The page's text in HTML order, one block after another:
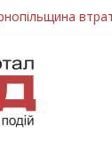
в
час виконання
війні загинув